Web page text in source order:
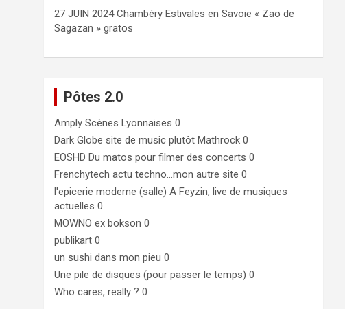
le
27 JUIN 2024 Chambéry Estivales en Savoie « Zao de
Sagazan » gratos
Pôtes 2.0
Amply Scènes Lyonnaises 0
Dark Globe site de music plutôt Mathrock 0
EOSHD Du matos pour filmer des concerts 0
Frenchytech actu techno…mon autre site 0
l'epicerie moderne (salle) A Feyzin, live de musiques
actuelles 0
MOWNO ex bokson 0
publikart 0
un sushi dans mon pieu 0
Une pile de disques (pour passer le temps) 0
Who cares, really ? 0